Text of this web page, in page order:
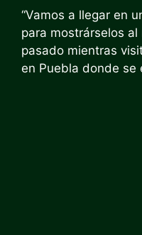
“Vamos a llegar en
para mostrárselos al
pasado mientras
en Puebla donde se